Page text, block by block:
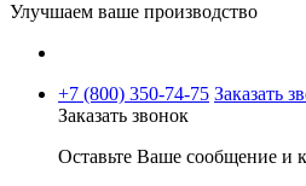
Улучшаем ваше производство
+7 (800) 350-74-75 Заказать
Заказать звонок
Оставьте Ваше сообщение и